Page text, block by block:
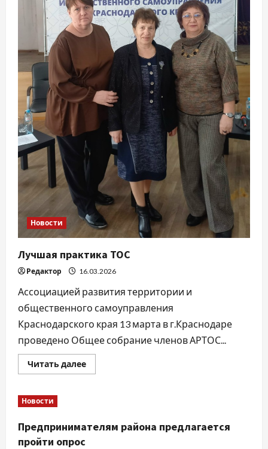
Новости
Лучшая практика ТОС
Редактор 16.03.2026
Ассоциацией развития территории и
общественного самоуправления
Краснодарского края 13 марта в г.Краснодаре
проведено Общее собрание членов АРТОС...
Читать далееПрочитать
больше
Новости
Предпринимателям района предлагается
пройти опрос